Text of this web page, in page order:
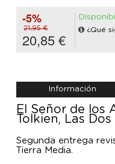
-5%
21,95 €
20,85 €
¿Qué
Información
El Señor de los
Tolkien, Las Dos
Segunda entrega
Tierra Media.